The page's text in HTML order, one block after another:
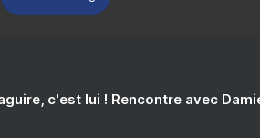
c'est lui ! Rencontre avec